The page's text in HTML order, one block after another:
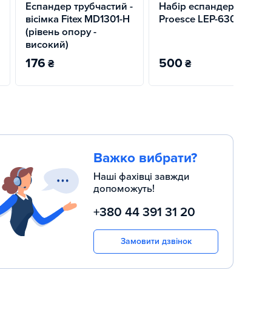
Еспандер трубчастий -
вісімка Fitex MD1301-H
(рівень опору -
високий)
176 ₴
Набір еспандерів
Proesce LEP-6308
500₴
Важко вибрати?
Наші фахівці завжди
допоможуть!
+380 44 391 31 20
Замовити дзвінок